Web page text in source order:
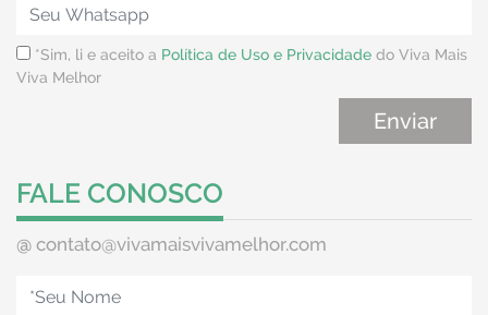
*Sim, li e aceito a Política de Uso e Privacidade do Viva Mais
Viva Melhor
FALE CONOSCO
@ contato@vivamaisvivamelhor.com